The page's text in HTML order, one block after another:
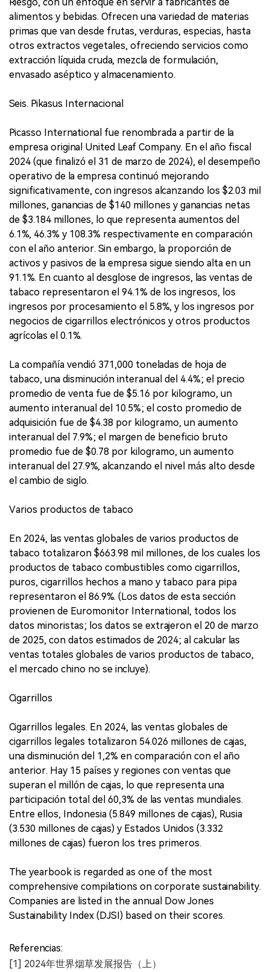
alimentos y bebidas. Ofrecen una variedad de materias
primas que van desde frutas, verduras, especias, hasta
otros extractos vegetales, ofreciendo servicios como
extracción líquida cruda, mezcla de formulación,
envasado aséptico y almacenamiento.
Seis. Pikasus Internacional
Picasso International fue renombrada a partir de la
empresa original United Leaf Company. En el año fiscal
2024 (que finalizó el 31 de marzo de 2024), el desempeño
operativo de la empresa continuó mejorando
significativamente, con ingresos alcanzando los $2.03 mil
millones, ganancias de $140 millones y ganancias netas
de $3.184 millones, lo que representa aumentos del
6.1%, 46.3% y 108.3% respectivamente en comparación
con el año anterior. Sin embargo, la proporción de
activos y pasivos de la empresa sigue siendo alta en un
91.1%. En cuanto al desglose de ingresos, las ventas de
tabaco representaron el 94.1% de los ingresos, los
ingresos por procesamiento el 5.8%, y los ingresos por
negocios de cigarrillos electrónicos y otros productos
agrícolas el 0.1%.
La compañía vendió 371,000 toneladas de hoja de
tabaco, una disminución interanual del 4.4%; el precio
promedio de venta fue de $5.16 por kilogramo, un
aumento interanual del 10.5%; el costo promedio de
adquisición fue de $4.38 por kilogramo, un aumento
interanual del 7.9%; el margen de beneficio bruto
promedio fue de $0.78 por kilogramo, un aumento
interanual del 27.9%, alcanzando el nivel más alto desde
el cambio de siglo.
Varios productos de tabaco
En 2024, las ventas globales de varios productos de
tabaco totalizaron $663.98 mil millones, de los cuales los
productos de tabaco combustibles como cigarrillos,
puros, cigarrillos hechos a mano y tabaco para pipa
representaron el 86.9%. (Los datos de esta sección
provienen de Euromonitor International, todos los
datos minoristas; los datos se extrajeron el 20 de marzo
de 2025, con datos estimados de 2024; al calcular las
ventas totales globales de varios productos de tabaco,
el mercado chino no se incluye).
Cigarrillos
Cigarrillos legales. En 2024, las ventas globales de
cigarrillos legales totalizaron 54.026 millones de cajas,
una disminución del 1,2% en comparación con el año
anterior. Hay 15 países y regiones con ventas que
superan el millón de cajas, lo que representa una
participación total del 60,3% de las ventas mundiales.
Entre ellos, Indonesia (5.849 millones de cajas), Rusia
(3.530 millones de cajas) y Estados Unidos (3.332
millones de cajas) fueron los tres primeros.
The yearbook is regarded as one of the most
comprehensive compilations on corporate sustainability.
Companies are listed in the annual Dow Jones
Sustainability Index (DJSI) based on their scores.
Referencias:
[1] 2024年世界烟草发展报告（上）